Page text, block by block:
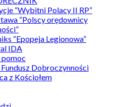
“Wybitni Polacy II RP”
“Polscy orędownicy
“Epopeja Legionowa”
IDA
Dobroczynności
z Kościołem